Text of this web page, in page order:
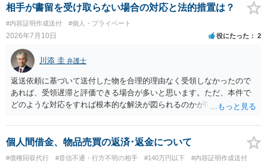
りますが、携帯電話の番号を経由する方法より難しくなります。 身元
を特定した後は、返金の理屈があるかどうかを確認していきます。 基
本的に贈与に該当する場合には返金請求ができません。 詐欺を含め、
当方に返金の理屈があるかどうかを確認していきます。 さらに、渡し
た金額について、裏付けがあるかどうかも精査します。 上記を経て、
身元の特定、返金の理屈があると判断できるのであれば、まずは交渉
からスタートすることになるでしょう。 ご理解のとおり、詐欺である
ことの立証は簡単ではありません。 刑事事件化が出来るのであれば、
返金交渉で有利になる可能性がありますが、民事上の詐欺の立証以上
に難しいところがあります。 こちらについては、一度、最寄りの警察
署に被害相談をするようにしてください。 具体的な見通しに関して
は、証拠を拝見する必要があるため、直接弁護士にご相談された方が
良いかと思います。
相手が書留を受け取らない場合の対応と法的措置は？
#内容証明作成送付 #個人・プライベート
2026年7月10日 役にたった 2
川添 圭 弁護士
返送依頼に基づいて送付した物を合理的理由なく受領しなかったので
あれば、受領遅滞と評価できる場合が多いと思います。ただ、本件で
どのような対応をすれば根本的な解決が図られるのかが問題になるた
料します。
個人間借金、物品売買の返済･返金について
#債権回収代行 #音信不通・行方不明の相手 #140万円以下
#内容証明作成送付